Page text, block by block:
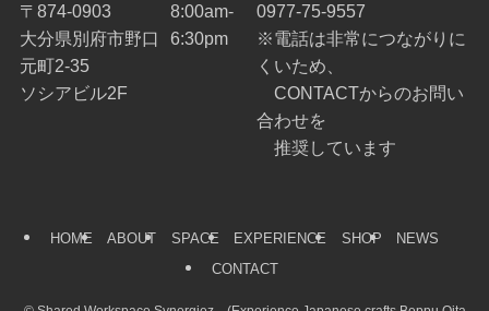
〒874-0903
大分県別府市野口
元町2-35
ソシアビル2F
8:00am-
6:30pm
0977-75-9557
※電話は非常につながりに
くいため、
CONTACTからのお問い
合わせを
推奨しています
HOME ABOUT SPACE EXPERIENCE SHOP
NEWS
CONTACT